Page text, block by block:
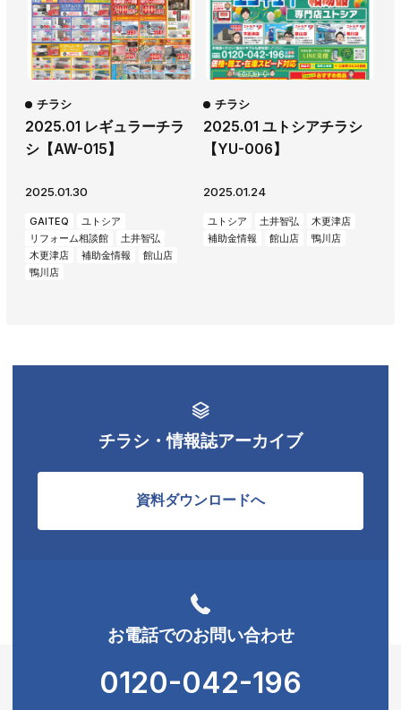
2025.01 レギュラーチラ
シ【AW-015】
チラシ
2025.01.30
GAITEQ
ユトシア
リフォーム相談館
土井智弘
木更津店
補助金情報
館山店
鴨川店
2025.01 ユトシアチラシ
【YU-006】
チラシ
2025.01.24
ユトシア 土井智弘
木更津店
補助金情報
館山店 鴨川店
チラシ・情報誌アーカイブ
資料ダウンロードへ
お電話でのお問い合わせ
0120-042-196